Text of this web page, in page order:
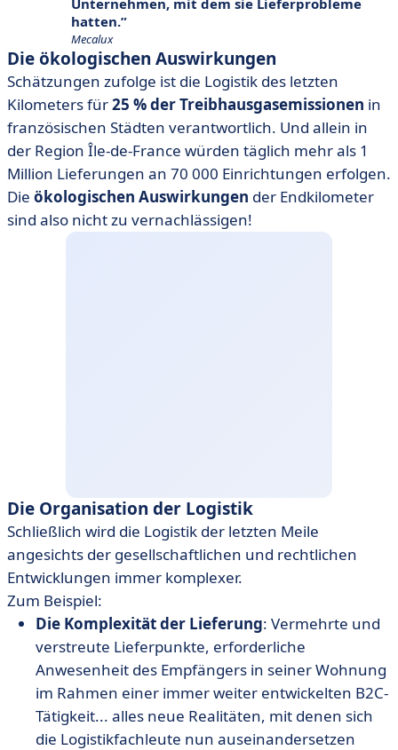
Unternehmen, mit dem sie Lieferprobleme
hatten.
Mecalux
Die ökologischen Auswirkungen
Schätzungen zufolge ist die Logistik des letzten
Kilometers für25 % der Treibhausgasemissionen in
französischen Städten verantwortlich. Und allein in
der Region Île-de-France würden täglich mehr als 1
Million Lieferungen an 70 000 Einrichtungen erfolgen.
Die ökologischen Auswirkungen der Endkilometer
sind also nicht zu vernachlässigen!
Die Organisation der Logistik
Schließlich wird die Logistik der letzten Meile
angesichts der gesellschaftlichen und rechtlichen
Entwicklungen immer komplexer.
Zum Beispiel:
Die Komplexität der Lieferung: Vermehrte und
verstreute Lieferpunkte, erforderliche
Anwesenheit des Empfängers in seiner Wohnung
im Rahmen einer immer weiter entwickelten B2C-
Tätigkeit... alles neue Realitäten, mit denen sich
die Logistikfachleute nun auseinandersetzen